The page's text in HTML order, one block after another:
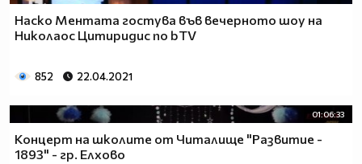
Наско Ментата гостува във вечерното шоу на
Николаос Цитиридис по bTV
852 22.04.2021
01:06:33
Концерт на школите от Читалище "Развитие -
1893" - гр. Елхово